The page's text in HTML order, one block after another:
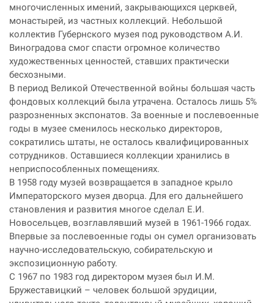
многочисленных имений, закрывающихся церквей,
монастырей, из частных коллекций. Небольшой
коллектив Губернского музея под руководством А.И.
Виноградова смог спасти огромное количество
художественных ценностей, ставших практически
бесхозными.
В период Великой Отечественной войны большая часть
фондовых коллекций была утрачена. Осталось лишь 5%
разрозненных экспонатов. За военные и послевоенные
годы в музее сменилось несколько директоров,
сократились штаты, не осталось квалифицированных
сотрудников. Оставшиеся коллекции хранились в
неприспособленных помещениях.
В 1958 году музей возвращается в западное крыло
Императорского музея дворца. Для его дальнейшего
становления и развития многое сделал Е.И.
Новосельцев, возглавлявший музей в 1961-1966 годах.
Впервые за послевоенные годы он сумел организовать
научно-исследовательскую, собирательскую и
экспозиционную работу.
С 1967 по 1983 год директором музея был И.М.
Бружеставицкий – человек большой эрудиции,